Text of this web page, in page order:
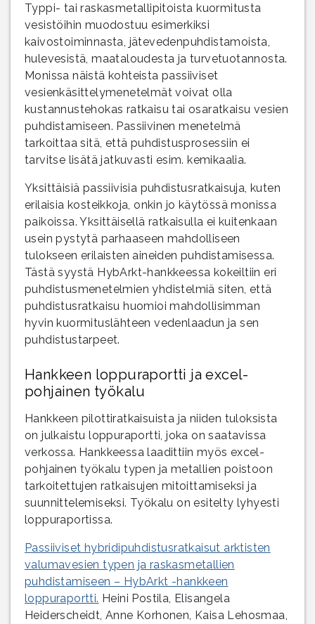
Typpi- tai raskasmetallipitoista kuormitusta
vesistöihin muodostuu esimerkiksi
kaivostoiminnasta, jätevedenpuhdistamoista,
hulevesistä, maataloudesta ja turvetuotannosta.
Monissa näistä kohteista passiiviset
vesienkäsittelymenetelmät voivat olla
kustannustehokas ratkaisu tai osaratkaisu vesien
puhdistamiseen. Passiivinen menetelmä
tarkoittaa sitä, että puhdistusprosessiin ei
tarvitse lisätä jatkuvasti esim. kemikaalia.
Yksittäisiä passiivisia puhdistusratkaisuja, kuten
erilaisia kosteikkoja, onkin jo käytössä monissa
paikoissa. Yksittäisellä ratkaisulla ei kuitenkaan
usein pystytä parhaaseen mahdolliseen
tulokseen erilaisten aineiden puhdistamisessa.
Tästä syystä HybArkt-hankkeessa kokeiltiin eri
puhdistusmenetelmien yhdistelmiä siten, että
puhdistusratkaisu huomioi mahdollisimman
hyvin kuormituslähteen vedenlaadun ja sen
puhdistustarpeet.
Hankkeen loppuraportti ja excel-
pohjainen työkalu
Hankkeen pilottiratkaisuista ja niiden tuloksista
on julkaistu loppuraportti, joka on saatavissa
verkossa. Hankkeessa laadittiin myös excel-
pohjainen työkalu typen ja metallien poistoon
tarkoitettujen ratkaisujen mitoittamiseksi ja
suunnittelemiseksi. Työkalu on esitelty lyhyesti
loppuraportissa.
Passiiviset hybridipuhdistusratkaisut arktisten
valumavesien typen ja raskasmetallien
puhdistamiseen – HybArkt -hankkeen
loppuraportti. Heini Postila, Elisangela
Heiderscheidt, Anne Korhonen, Kaisa Lehosmaa,